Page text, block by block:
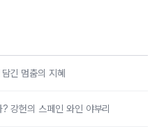
긴 멈춤의 지혜
강헌의 스페인 와인 야부리